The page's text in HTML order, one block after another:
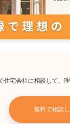
住宅会社に相談して、
無料で相談